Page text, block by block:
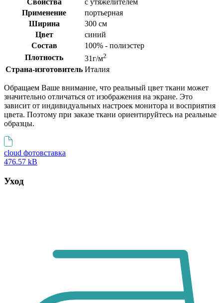
Свойства
с утяжелителем
Применение
портьерная
Ширина
300 см
Цвет
синий
Состав
100% - полиэстер
Плотность
31г/м2
Страна-изготовитель Италия
Обращаем Ваше внимание, что реальный цвет ткани может
значительно отличаться от изображения на экране. Это
зависит от индивидуальных настроек монитора и восприятия
цвета. Поэтому при заказе ткани ориентируйтесь на реальные
образцы.
cloud фотовставка
476.57 kB
Уход